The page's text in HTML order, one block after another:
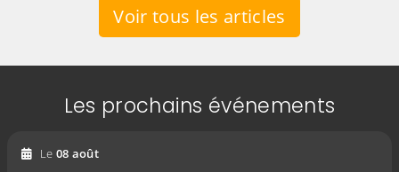
Voir tous les articles
Les prochains événements
Le 08 août2026